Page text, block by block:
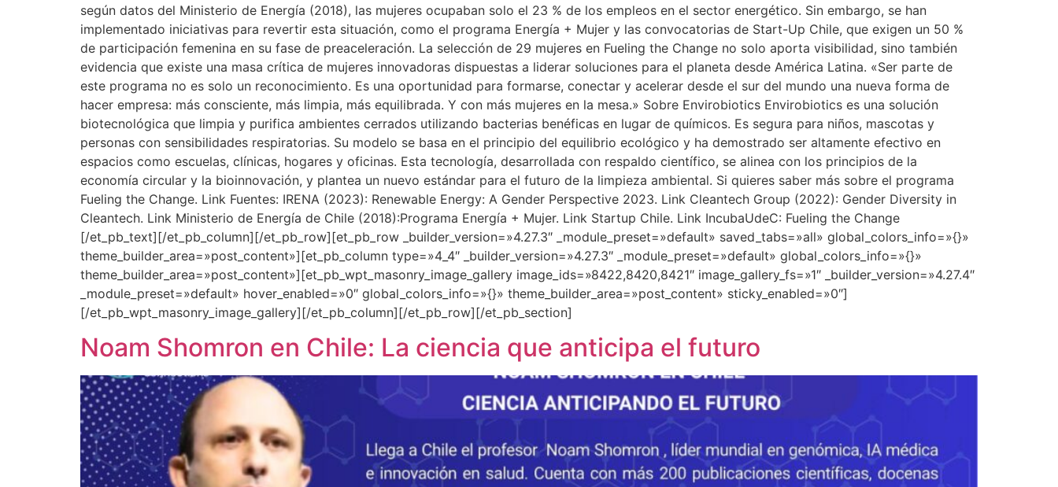
según datos del Ministerio de Energía (2018), las mujeres ocupaban solo el 23 % de los empleos en el sector energético. Sin embargo, se han
implementado iniciativas para revertir esta situación, como el programa Energía + Mujer y las convocatorias de Start-Up Chile, que exigen un 50 %
de participación femenina en su fase de preaceleración. La selección de 29 mujeres en Fueling the Change no solo aporta visibilidad, sino también
evidencia que existe una masa crítica de mujeres innovadoras dispuestas a liderar soluciones para el planeta desde América Latina. «Ser parte de
este programa no es solo un reconocimiento. Es una oportunidad para formarse, conectar y acelerar desde el sur del mundo una nueva forma de
hacer empresa: más consciente, más limpia, más equilibrada. Y con más mujeres en la mesa.» Sobre Envirobiotics Envirobiotics es una solución
biotecnológica que limpia y purifica ambientes cerrados utilizando bacterias benéficas en lugar de químicos. Es segura para niños, mascotas y
personas con sensibilidades respiratorias. Su modelo se basa en el principio del equilibrio ecológico y ha demostrado ser altamente efectivo en
espacios como escuelas, clínicas, hogares y oficinas. Esta tecnología, desarrollada con respaldo científico, se alinea con los principios de la
economía circular y la bioinnovación, y plantea un nuevo estándar para el futuro de la limpieza ambiental. Si quieres saber más sobre el programa
Fueling the Change. Link Fuentes: IRENA (2023): Renewable Energy: A Gender Perspective 2023. Link Cleantech Group (2022): Gender Diversity in
Cleantech. Link Ministerio de Energía de Chile (2018):Programa Energía + Mujer. Link Startup Chile. Link IncubaUdeC: Fueling the Change
[/et_pb_text][/et_pb_column][/et_pb_row][et_pb_row _builder_version=»4.27.3″ _module_preset=»default» saved_tabs=»all» global_colors_info=»{}»
theme_builder_area=»post_content»][et_pb_column type=»4_4″ _builder_version=»4.27.3″ _module_preset=»default» global_colors_info=»{}»
theme_builder_area=»post_content»][et_pb_wpt_masonry_image_gallery image_ids=»8422,8420,8421″ image_gallery_fs=»1″ _builder_version=»4.27.4″
_module_preset=»default» hover_enabled=»0″ global_colors_info=»{}» theme_builder_area=»post_content» sticky_enabled=»0″]
[/et_pb_wpt_masonry_image_gallery][/et_pb_column][/et_pb_row][/et_pb_section]
Noam Shomron en Chile: La ciencia que anticipa el futuro